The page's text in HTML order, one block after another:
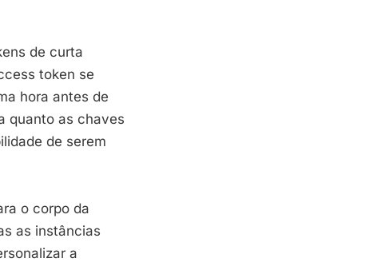
de curta
token se
hora antes de
quanto as chaves
de serem
o corpo da
as instâncias
a